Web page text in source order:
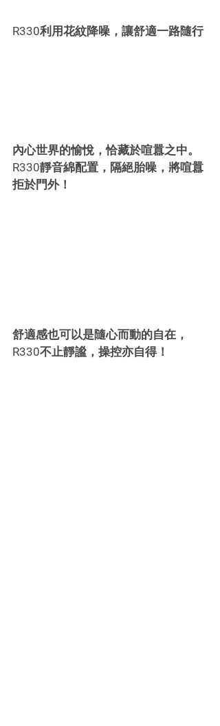
R330利用花紋降噪，讓舒適一路隨行
內心世界的愉悅，恰藏於喧囂之中。
R330靜音綿配置，隔絕胎噪，將喧囂
拒於門外！
舒適感也可以是隨心而動的自在，
R330不止靜謐，操控亦自得！